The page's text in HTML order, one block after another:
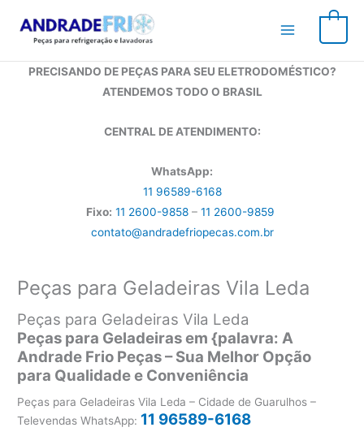
para
conteúdo
PRECISANDO DE PEÇAS PARA SEU ELETRODOMÉSTICO?
ATENDEMOS TODO O BRASIL
CENTRAL DE ATENDIMENTO:
WhatsApp:
11 96589-6168
Fixo: 11 2600-9858 – 11 2600-9859
contato@andradefriopecas.com.br
Peças para Geladeiras Vila Leda
Peças para Geladeiras Vila Leda
Peças para Geladeiras em {palavra: A
Andrade Frio Peças – Sua Melhor Opção
para Qualidade e Conveniência
Peças para Geladeiras Vila Leda – Cidade de Guarulhos –
Televendas WhatsApp: 11 96589-6168